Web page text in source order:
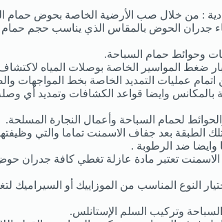
: من خلال صب الأرضية الخاصة بحوض حمام
بناء جدران الحوض بالمقاس الذي يناسب حجم
وحوائط حمام السباحة.
ضغط المواسير الخاصة بوصلات المياه
عمليات التمديد الخاصة بخط المواجهات
بالمكانس وايضا قواعد الكشافات وتمديد أي
لحمام السباحة وأعمال النجارة المسلحة.
تلك الطبقة بعد جفاف الاسمنت تماما والتي
وايضا ضد الرطوبة .
تعتبر مادة عازلة تغطي كافة جدران
النوع المناسب من الموزاييك أو
وتركيب السلم الإستانلس.